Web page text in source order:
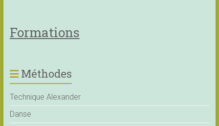
Formations
Méthodes
Technique Alexander
Danse